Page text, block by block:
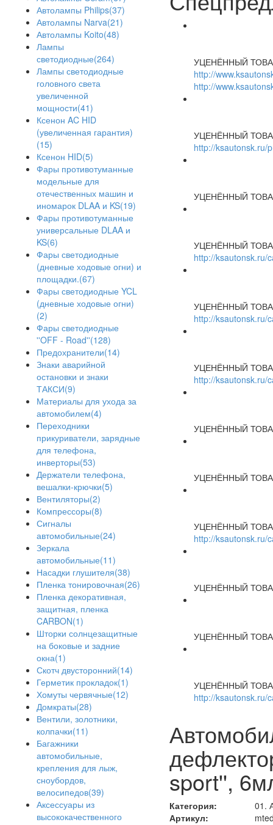
Автолампы Philips(37)
Автолампы Narva(21)
Автолампы Koito(48)
Лампы
светодиодные(264)
Лампы светодиодные
головного света
увеличенной
мощности(41)
Ксенон AC HID
(увеличенная гарантия)
(15)
Ксенон HID(5)
Фары противотуманные
модельные для
отечественных машин и
иномарок DLAA и KS(19)
Фары противотуманные
универсальные DLAA и
KS(6)
Фары светодиодные
(дневные ходовые огни) и
площадки.(67)
Фары светодиодные YCL
(дневные ходовые огни)
(2)
Фары светодиодные
''OFF - Road''(128)
Предохранители(14)
Знаки аварийной
остановки и знаки
ТАКСИ(9)
Материалы для ухода за
автомобилем(4)
Переходники
прикуриватели, зарядные
для телефона,
инверторы(53)
Держатели телефона,
вешалки-крючки(5)
Вентиляторы(2)
Компрессоры(8)
Сигналы
автомобильные(24)
Зеркала
автомобильные(11)
Насадки глушителя(38)
Пленка тонировочная(26)
Пленка декоративная,
защитная, пленка
CARBON(1)
Шторки солнцезащитные
на боковые и задние
окна(1)
Скотч двусторонний(14)
Герметик прокладок(1)
Хомуты червячные(12)
Домкраты(28)
Вентили, золотники,
колпачки(11)
Багажники
автомобильные,
крепления для лыж,
сноубордов,
велосипедов(39)
Аксессуары из
высококачественного
УЦЕНЁННЫЙ
http://
http://
УЦЕНЁННЫЙ
http://ksautonsk.ru/
УЦЕНЁННЫЙ
УЦЕНЁННЫЙ
http://ksautonsk.ru/
УЦЕНЁННЫЙ
http://ksautonsk.ru/
УЦЕНЁННЫЙ
http://ksautonsk.ru/
УЦЕНЁННЫЙ
УЦЕНЁННЫЙ
УЦЕНЁННЫЙ
http://ksautonsk.ru/
УЦЕНЁННЫЙ
УЦЕНЁННЫЙ
УЦЕНЁННЫЙ
http://ksautonsk.ru/
sport'',
Категория:
01.
Артикул: